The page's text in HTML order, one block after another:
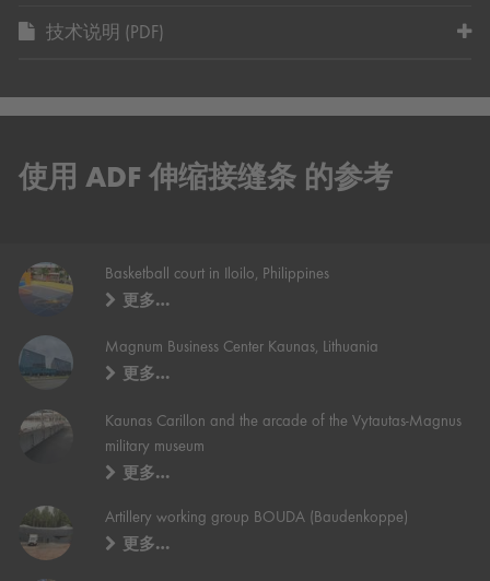
技术说明 (PDF)
使用 ADF 伸缩接缝条 的参考
Basketball court in Iloilo, Philippines
更多…
Magnum Business Center Kaunas, Lithuania
更多…
Kaunas Carillon and the arcade of the Vytautas-Magnus
military museum
更多…
Artillery working group BOUDA (Baudenkoppe)
更多…